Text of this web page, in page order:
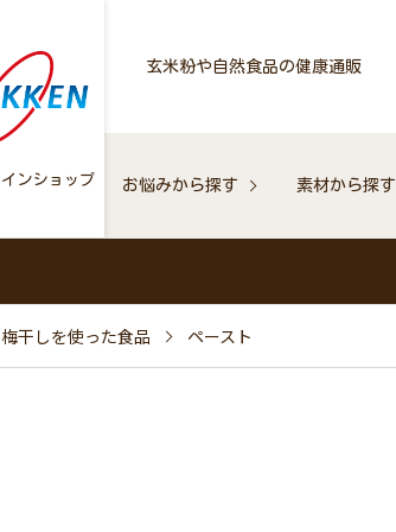
玄米粉や自然食品の健康通販
お悩みから探す 素材から探す
梅干しを使った食品 ペースト